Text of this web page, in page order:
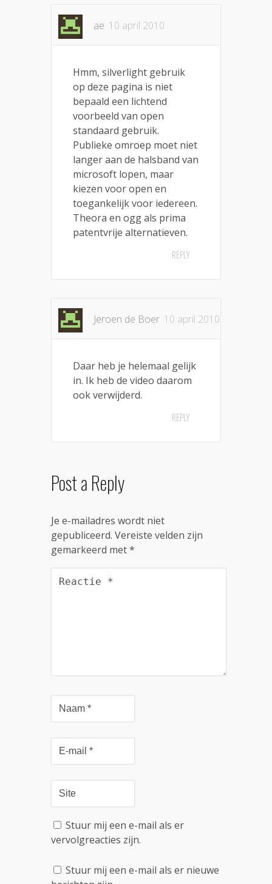
ae 10 april 2010
Hmm, silverlight gebruik
op deze pagina is niet
bepaald een lichtend
voorbeeld van open
standaard gebruik.
Publieke omroep moet niet
langer aan de halsband van
microsoft lopen, maar
kiezen voor open en
toegankelijk voor iedereen.
Theora en ogg als prima
patentvrije alternatieven.
REPLY
Jeroen de Boer 10 april 2010
Daar heb je helemaal gelijk
in. Ik heb de video daarom
ook verwijderd.
REPLY
Post a Reply
Je e-mailadres wordt niet
gepubliceerd. Vereiste velden zijn
gemarkeerd met*
Stuur mij een e-mail als er
vervolgreacties zijn.
Stuur mij een e-mail als er nieuwe